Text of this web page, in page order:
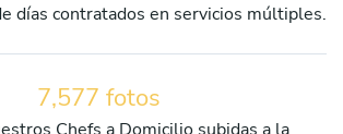
días contratados en servicios múltiples.
7,577 fotos